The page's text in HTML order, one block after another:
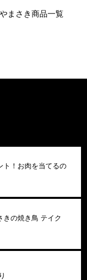
やまさき商品一覧
ト！お肉を当てるの
きの焼き鳥 テイク